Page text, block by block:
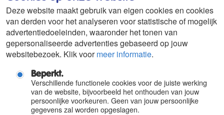
Deze website maakt gebruik van eigen cookies en cookies
van derden voor het analyseren voor statistische of mogelijk
advertentiedoeleinden, waaronder het tonen van
gepersonaliseerde advertenties gebaseerd op jouw
websitebezoek. Klik voormeer informatie.
Beperkt.
Verschillende functionele cookies voor de juiste werking
van de website, bijvoorbeeld het onthouden van jouw
persoonlijke voorkeuren. Geen van jouw persoonlijke
gegevens zal worden opgeslagen.